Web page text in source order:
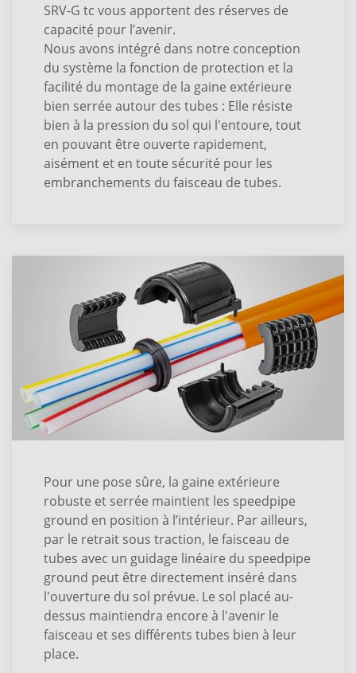
SRV-G tc vous apportent des réserves de
capacité pour l’avenir.
Nous avons intégré dans notre conception
du système la fonction de protection et la
facilité du montage de la gaine extérieure
bien serrée autour des tubes : Elle résiste
bien à la pression du sol qui l'entoure, tout
en pouvant être ouverte rapidement,
aisément et en toute sécurité pour les
embranchements du faisceau de tubes.
Pour une pose sûre, la gaine extérieure
robuste et serrée maintient les speedpipe
ground en position à l’intérieur. Par ailleurs,
par le retrait sous traction, le faisceau de
tubes avec un guidage linéaire du speedpipe
ground peut être directement inséré dans
l'ouverture du sol prévue. Le sol placé au-
dessus maintiendra encore à l'avenir le
faisceau et ses différents tubes bien à leur
place.